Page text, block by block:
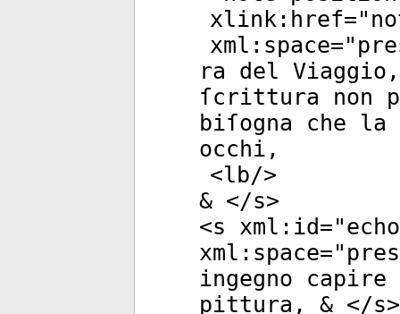
xlink:href="
xml:space="
ra del
ſcrittura non
biſogna che
occhi,
<lb/>
& </s>
<s xml:id="
xml:space="
ingegno
pittura, & </s>